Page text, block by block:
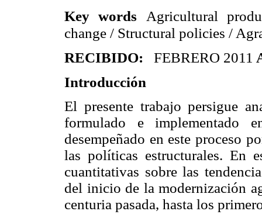
Key words Agricultural
change / Structural policies /
RECIBIDO:
FEBRERO 2011
Introducción
El presente trabajo persigue
formulado e implementado
desempeñado en este proceso
las políticas estructurales. En
cuantitativas sobre las
del inicio de la modernización
centuria pasada, hasta los